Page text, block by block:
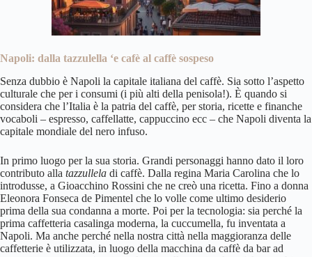
Napoli: dalla tazzulella ‘e cafè al caffè sospeso
Senza dubbio è Napoli la capitale italiana del caffè. Sia sotto l’aspetto
culturale che per i consumi (i più alti della penisola!). È quando si
considera che l’Italia è la patria del caffè, per storia, ricette e finanche
vocaboli – espresso, caffellatte, cappuccino ecc – che Napoli diventa la
capitale mondiale del nero infuso.
In primo luogo per la sua storia. Grandi personaggi hanno dato il loro
contributo alla tazzullela di caffè. Dalla regina Maria Carolina che lo
introdusse, a Gioacchino Rossini che ne creò una ricetta. Fino a donna
Eleonora Fonseca de Pimentel che lo volle come ultimo desiderio
prima della sua condanna a morte. Poi per la tecnologia: sia perché la
prima caffetteria casalinga moderna, la cuccumella, fu inventata a
Napoli. Ma anche perché nella nostra città nella maggioranza delle
caffetterie è utilizzata, in luogo della macchina da caffè da bar ad